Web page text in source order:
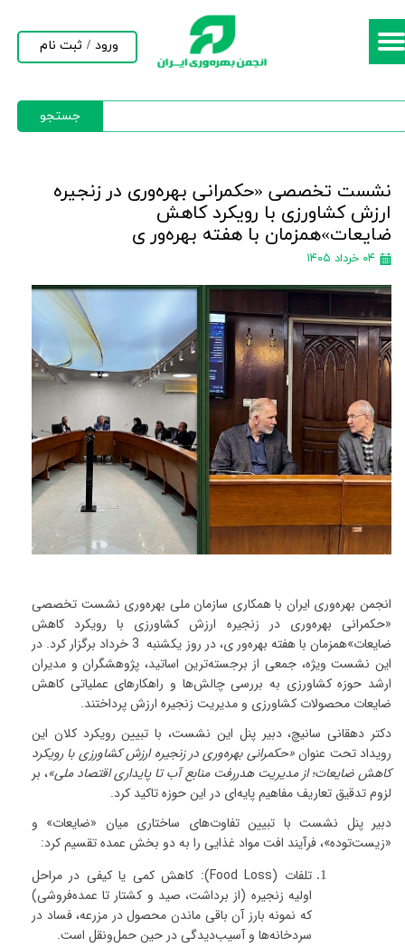
جستجو
ورود / ثبت نام
حساب کاربری من
نشست تخصصی «حکمرانی بهره‌وری در زنجیره
ارزش کشاورزی با رویکرد کاهش
ضایعات»همزمان با هفته بهره‌ور ی
۰۴ خرداد ۱۴۰۵
انجمن بهره‌وری ایران با همکاری سازمان ملی بهره‌وری نشست تخصصی
«حکمرانی بهره‌وری در زنجیره ارزش کشاورزی با رویکرد کاهش
ضایعات»همزمان با هفته بهره‌ور ی، در روز یکشنبه 3 خرداد برگزار کرد. در
این نشست ویژه، جمعی از برجسته‌ترین اساتید، پژوهشگران و مدیران
ارشد حوزه کشاورزی به بررسی چالش‌ها و راهکارهای عملیاتی کاهش
ضایعات محصولات کشاورزی و مدیریت زنجیره ارزش پرداختند.
دکتر دهقانی سانیچ، دبیر پنل این نشست، با تبیین رویکرد کلان این
رویداد تحت عنوان«حکمرانی بهره‌وری در زنجیره ارزش کشاورزی با رویکرد
کاهش ضایعات؛ از مدیریت هدررفت منابع آب تا پایداری اقتصاد ملی»، بر
لزوم تدقیق تعاریف مفاهیم پایه‌ای در این حوزه تاکید کرد.
دبیر پنل نشست با تبیین تفاوت‌های ساختاری میان «ضایعات» و
«زیست‌توده»، فرآیند افت مواد غذایی را به دو بخش عمده تقسیم کرد:
تلفات (Food Loss):
کاهش کمی یا کیفی در مراحل
اولیه زنجیره (از برداشت، صید و کشتار تا عمده‌فروشی)
که نمونه بارز آن باقی ماندن محصول در مزرعه، فساد در
سردخانه‌ها و آسیب‌دیدگی در حین حمل‌ونقل است.